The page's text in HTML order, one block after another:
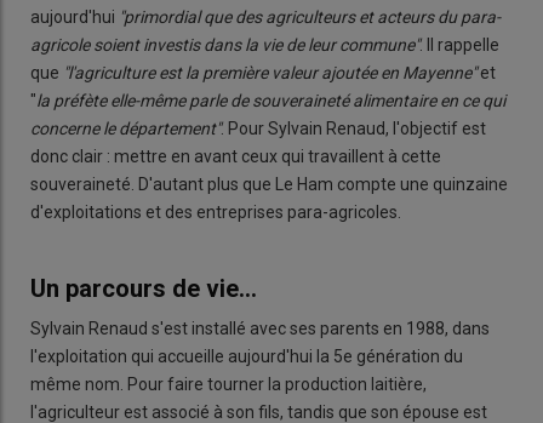
aujourd'hui "primordial que des agriculteurs et acteurs du para-
agricole soient investis dans la vie de leur commune". Il rappelle
que "l'agriculture est la première valeur ajoutée en Mayenne"et
"la préfète elle-même parle de souveraineté alimentaire en ce qui
concerne le département". Pour Sylvain Renaud, l'objectif est
donc clair : mettre en avant ceux qui travaillent à cette
souveraineté. D'autant plus que Le Ham compte une quinzaine
d'exploitations et des entreprises para-agricoles.
Un parcours de vie...
Sylvain Renaud s'est installé avec ses parents en 1988, dans
l'exploitation qui accueille aujourd'hui la 5e génération du
même nom. Pour faire tourner la production laitière,
l'agriculteur est associé à son fils, tandis que son épouse est